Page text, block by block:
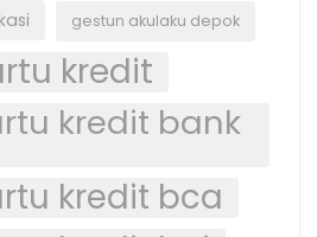
gestun akulaku depok
kredit
kredit bank
kredit bca